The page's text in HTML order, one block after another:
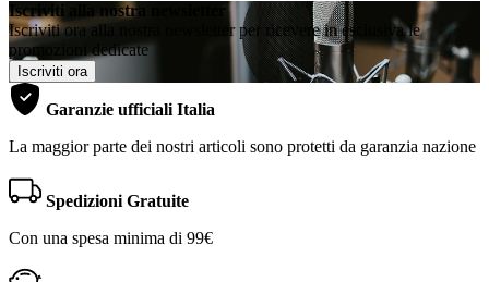
Iscriviti alla nostra newsletter
Iscriviti ora alla nostra newsletter per ricevere in esclusiva le
promozioni dedicate
Iscriviti ora
Garanzie ufficiali Italia
La maggior parte dei nostri articoli sono protetti da garanzia nazione
Spedizioni Gratuite
Con una spesa minima di 99€